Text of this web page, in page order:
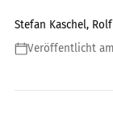
Stefan Kaschel,
Veröffentlicht am